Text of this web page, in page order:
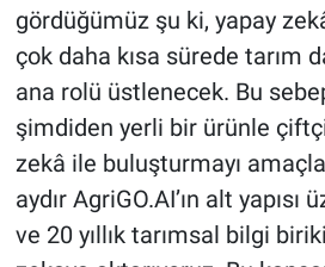
gördüğümüz şu ki, yapay
çok daha kısa sürede tarım
ana rolü üstlenecek. Bu
şimdiden yerli bir ürünle
zekâ ile buluşturmayı
aydır AgriGO.AI’ın alt yapısı
ve 20 yıllık tarımsal bilgi